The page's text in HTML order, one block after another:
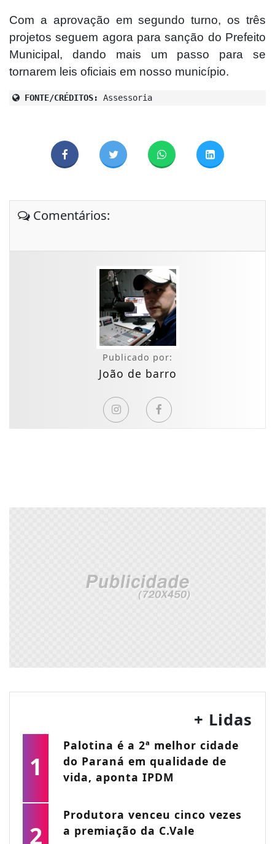
Com a aprovação em segundo turno, os três
projetos seguem agora para sanção do Prefeito
Municipal, dando mais um passo para se
tornarem leis oficiais em nosso município.
FONTE/CRÉDITOS: Assessoria
Comentários:
Publicado por:
João de barro
+ Lidas
1
Palotina é a 2ª melhor cidade
do Paraná em qualidade de
vida, aponta IPDM
2
Produtora venceu cinco vezes
a premiação da C.Vale